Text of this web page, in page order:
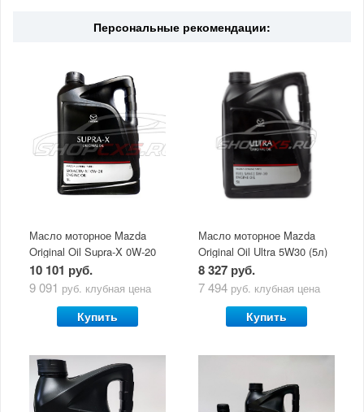
Персональные рекомендации:
Масло моторное Mazda
Original Oil Supra-X 0W-20
(5 л)
10 101 руб.
9 091 руб. клубная цена
Купить
Масло моторное Mazda
Original Oil Ultra 5W30 (5л)
8 327 руб.
7 494 руб. клубная цена
Купить